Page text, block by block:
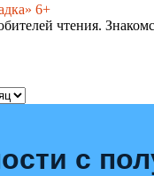
6+
чтения.
с